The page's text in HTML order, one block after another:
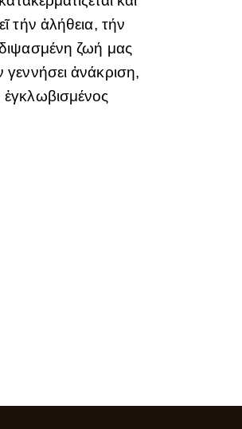
τήν ἀλήθεια, τήν
ζωή μας
ἀνάκριση,